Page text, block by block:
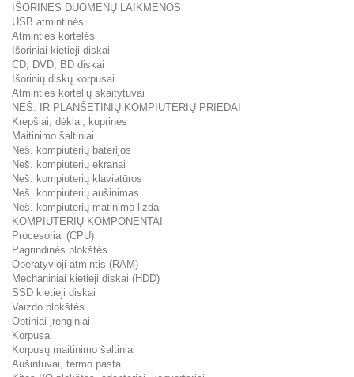
IŠORINĖS DUOMENŲ LAIKMENOS
USB atmintinės
Atminties kortelės
Išoriniai kietieji diskai
CD, DVD, BD diskai
Išorinių diskų korpusai
Atminties kortelių skaitytuvai
NEŠ. IR PLANŠETINIŲ KOMPIUTERIŲ PRIEDAI
Krepšiai, dėklai, kuprinės
Maitinimo šaltiniai
Neš. kompiuterių baterijos
Neš. kompiuterių ekranai
Neš. kompiuterių klaviatūros
Neš. kompiuterių aušinimas
Neš. kompiuterių matinimo lizdai
KOMPIUTERIŲ KOMPONENTAI
Procesoriai (CPU)
Pagrindinės plokštės
Operatyvioji atmintis (RAM)
Mechaniniai kietieji diskai (HDD)
SSD kietieji diskai
Vaizdo plokštės
Optiniai įrenginiai
Korpusai
Korpusų maitinimo šaltiniai
Aušintuvai, termo pasta